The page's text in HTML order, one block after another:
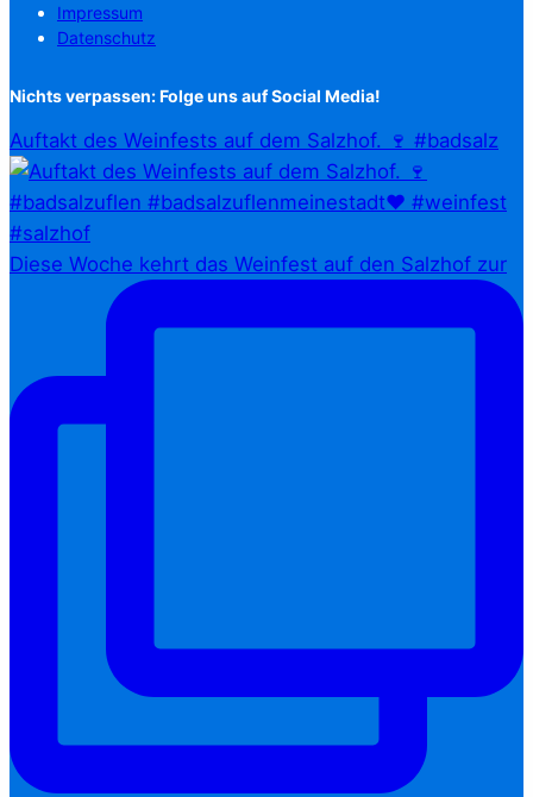
Impressum
Datenschutz
Nichts verpassen: Folge uns auf Social Media!
Auftakt des Weinfests auf dem Salzhof. 🍷 #badsalz
Diese Woche kehrt das Weinfest auf den Salzhof zur